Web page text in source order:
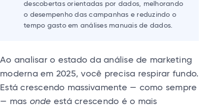
descobertas orientadas por dados, melhorando
o desempenho das campanhas e reduzindo o
tempo gasto em análises manuais de dados.
Ao analisar o estado da análise de marketing
moderna em 2025, você precisa respirar fundo.
Está crescendo massivamente — como sempre
— mas onde está crescendo é o mais